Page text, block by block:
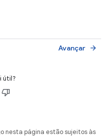
Avançar arrow_forward
útil?
nesta página estão sujeitos às